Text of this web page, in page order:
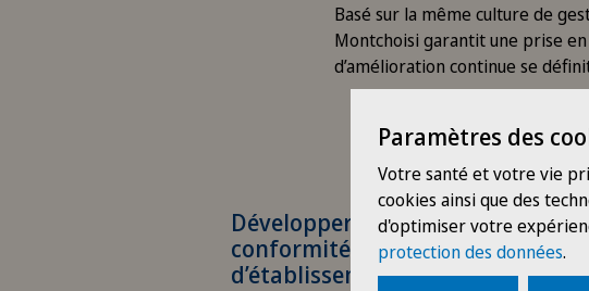
Basé sur la même culture de
Montchoisi garantit une prise
d’amélioration continue se
Développer une offre de soins
conformité avec notre vocation
d’établissement privé
Paramètres des
Votre santé et votre vie
cookies ainsi que des
d'optimiser votre
protection des données.